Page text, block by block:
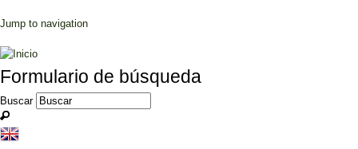
Jump to navigation
Formulario de búsqueda
Buscar